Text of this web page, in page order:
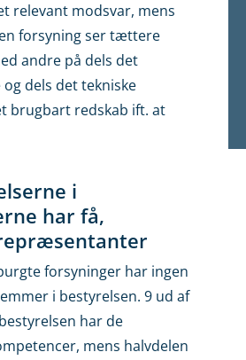
relevant modsvar, mens
forsyning ser tættere
andre på dels det
dels det tekniske
brugbart redskab ift. at
i
har få,
forsyninger har ingen
i bestyrelsen. 9 ud af
har de
mens halvdelen